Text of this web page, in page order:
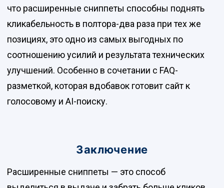
что расширенные сниппеты способны поднять
кликабельность в полтора-два раза при тех же
позициях, это одно из самых выгодных по
соотношению усилий и результата технических
улучшений. Особенно в сочетании с FAQ-
разметкой, которая вдобавок готовит сайт к
голосовому и AI-поиску.
Заключение
Расширенные сниппеты — это способ